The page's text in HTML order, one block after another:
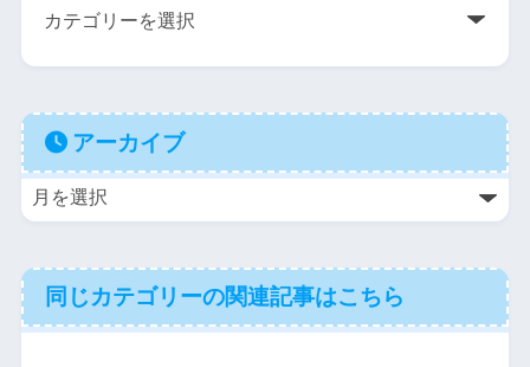
アーカイブ
同じカテゴリーの関連記事はこちら